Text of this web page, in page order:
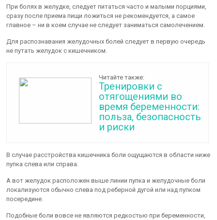
При болях в желудке, следует питаться часто и малыми порциями,
сразу после приема пищи ложиться не рекомендуется, а самое
главное – ни в коем случае не следует заниматься самолечением.
Для распознавания желудочных болей следует в первую очередь
не путать желудок с кишечником.
Читайте также:
Тренировки с
отягощениями во
время беременности:
польза, безопасность
и риски
В случае расстройства кишечника боли ощущаются в области ниже
пупка слева или справа.
А вот желудок расположен выше линии пупка и желудочные боли
локализуются обычно слева под реберной дугой или над пупком
посередине.
Подобные боли вовсе не являются редкостью при беременности,